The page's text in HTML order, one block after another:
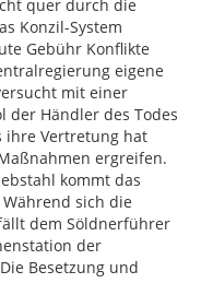
quer durch die
Konzil-System
Gebühr Konflikte
eigene
mit einer
der Händler des Todes
ihre Vertretung hat
ergreifen.
kommt das
sich die
dem Söldnerführer
der
Besetzung und